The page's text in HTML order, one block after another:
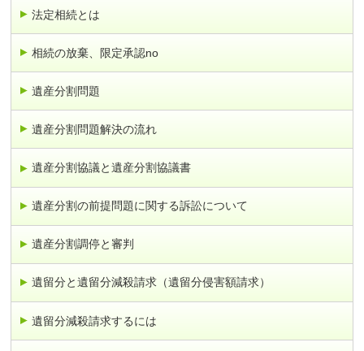
法定相続とは
相続の放棄、限定承認no
遺産分割問題
遺産分割問題解決の流れ
遺産分割協議と遺産分割協議書
遺産分割の前提問題に関する訴訟について
遺産分割調停と審判
遺留分と遺留分減殺請求（遺留分侵害額請求）
遺留分減殺請求するには